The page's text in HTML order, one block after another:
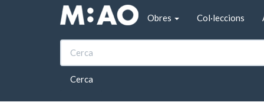
Vés al contingut
Obres
Col·leccions
Cerca
Inici Vespre (Museu d'Art Modern de
Vespre (Museu